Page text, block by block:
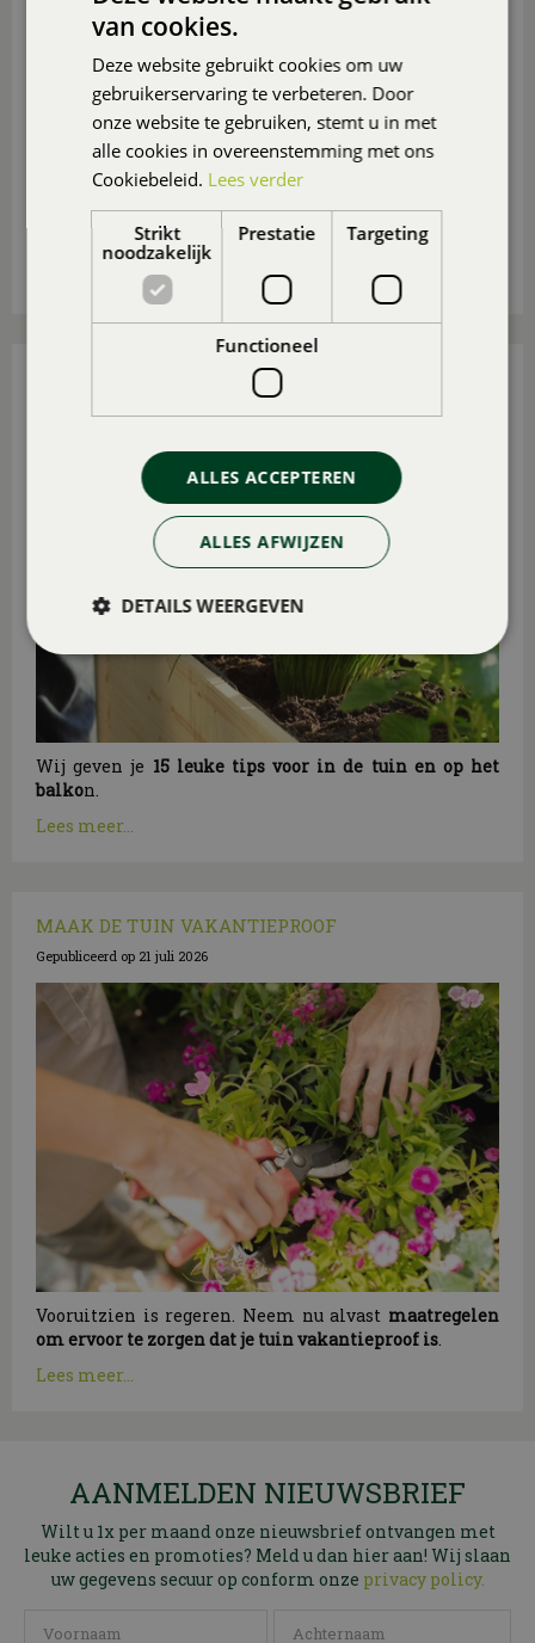
Ga je deze zomer niet op vakantie? Maak er dan in
eigen tuin of op eigen balkon of (dak)terras een
heerlijk vakantieparadijsje van, ook voor de
(klein)kinderen.
15 TUIN- EN BALKONTIPS VOOR AUGUSTUS
Wij geven je 15 leuke tips voor in de tuin en op het
balkon.
Lees meer...
MAAK DE TUIN VAKANTIEPROOF
Gepubliceerd op 21 juli 2026
Vooruitzien is regeren. Neem nu alvast maatregelen
om ervoor te zorgen dat je tuin vakantieproof is.
Lees meer...
AANMELDEN NIEUWSBRIEF
Wilt u 1x per maand onze nieuwsbrief ontvangen met
leuke acties en promoties? Meld u dan hier aan! Wij slaan
uw gegevens secuur op conform onze privacy policy.
van cookies.
Deze website gebruikt cookies om uw
gebruikerservaring te verbeteren. Door
onze website te gebruiken, stemt u in met
alle cookies in overeenstemming met ons
Cookiebeleid. Lees verder
Strikt
noodzakelijk
Prestatie Targeting
Functioneel
ALLES ACCEPTEREN
ALLES AFWIJZEN
DETAILS WEERGEVEN